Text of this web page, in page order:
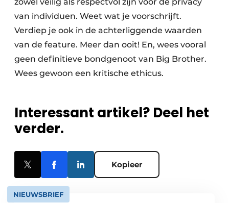
van individuen. Weet wat je voorschrijft.
Verdiep je ook in de achterliggende waarden
van de feature. Meer dan ooit! En, wees vooral
geen definitieve bondgenoot van Big Brother.
Wees gewoon een kritische ethicus.
Interessant artikel? Deel het
verder.
Kopieer
NIEUWSBRIEF